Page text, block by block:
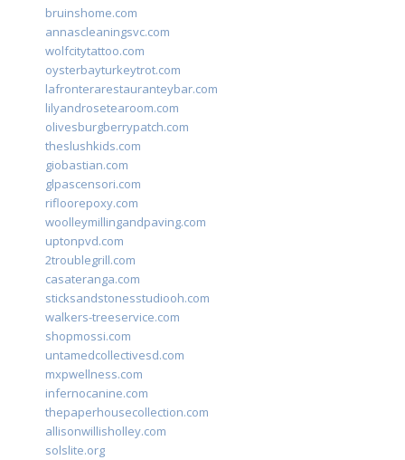
bruinshome.com
annascleaningsvc.com
wolfcitytattoo.com
oysterbayturkeytrot.com
lafronterarestauranteybar.com
lilyandrosetearoom.com
olivesburgberrypatch.com
theslushkids.com
giobastian.com
glpascensori.com
rifloorepoxy.com
woolleymillingandpaving.com
uptonpvd.com
2troublegrill.com
casateranga.com
sticksandstonesstudiooh.com
walkers-treeservice.com
shopmossi.com
untamedcollectivesd.com
mxpwellness.com
infernocanine.com
thepaperhousecollection.com
allisonwillisholley.com
solslite.org